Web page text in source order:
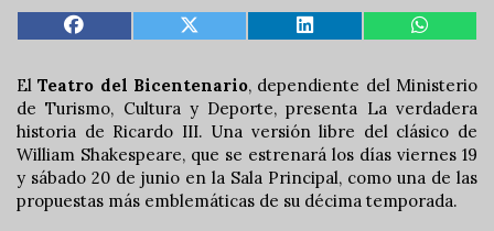
El Teatro del Bicentenario, dependiente del Ministerio
de Turismo, Cultura y Deporte, presenta La verdadera
historia de Ricardo III. Una versión libre del clásico de
William Shakespeare, que se estrenará los días viernes 19
y sábado 20 de junio en la Sala Principal, como una de las
propuestas más emblemáticas de su décima temporada.